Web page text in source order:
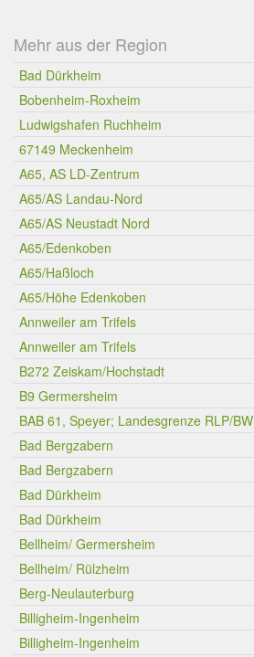
Mehr aus der Region
Bad Dürkheim
Bobenheim-Roxheim
Ludwigshafen Ruchheim
67149 Meckenheim
A65, AS LD-Zentrum
A65/AS Landau-Nord
A65/AS Neustadt Nord
A65/Edenkoben
A65/Haßloch
A65/Höhe Edenkoben
Annweiler am Trifels
Annweiler am Trifels
B272 Zeiskam/Hochstadt
B9 Germersheim
BAB 61, Speyer; Landesgrenze RLP/BW
Bad Bergzabern
Bad Bergzabern
Bad Dürkheim
Bad Dürkheim
Bellheim/ Germersheim
Bellheim/ Rülzheim
Berg-Neulauterburg
Billigheim-Ingenheim
Billigheim-Ingenheim